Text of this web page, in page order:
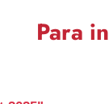
Para